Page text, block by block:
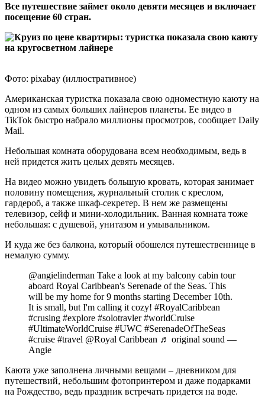
Все путешествие займет около девяти месяцев и включает
посещение 60 стран.
Фото: pixabay (иллюстративное)
Американская туристка показала свою одноместную каюту на
одном из самых больших лайнеров планеты. Ее видео в
TikTok быстро набрало миллионы просмотров, сообщает Daily
Mail.
Небольшая комната оборудована всем необходимым, ведь в
ней придется жить целых девять месяцев.
На видео можно увидеть большую кровать, которая занимает
половину помещения, журнальный столик с креслом,
гардероб, а также шкаф-секретер. В нем же размещены
телевизор, сейф и мини-холодильник. Ванная комната тоже
небольшая: с душевой, унитазом и умывальником.
И куда же без балкона, который обошелся путешественнице в
немалую сумму.
@angielinderman Take a look at my balcony cabin tour
aboard Royal Caribbean's Serenade of the Seas. This
will be my home for 9 months starting December 10th.
It is small, but I'm calling it cozy! #RoyalCaribbean
#crusing #explore #solotravler #worldCruise
#UltimateWorldCruise #UWC #SerenadeOfTheSeas
#cruise #travel @Royal Caribbean ♬ original sound —
Angie
Каюта уже заполнена личными вещами – дневником для
путешествий, небольшим фотопринтером и даже подарками
на Рождество, ведь праздник встречать придется на воде.